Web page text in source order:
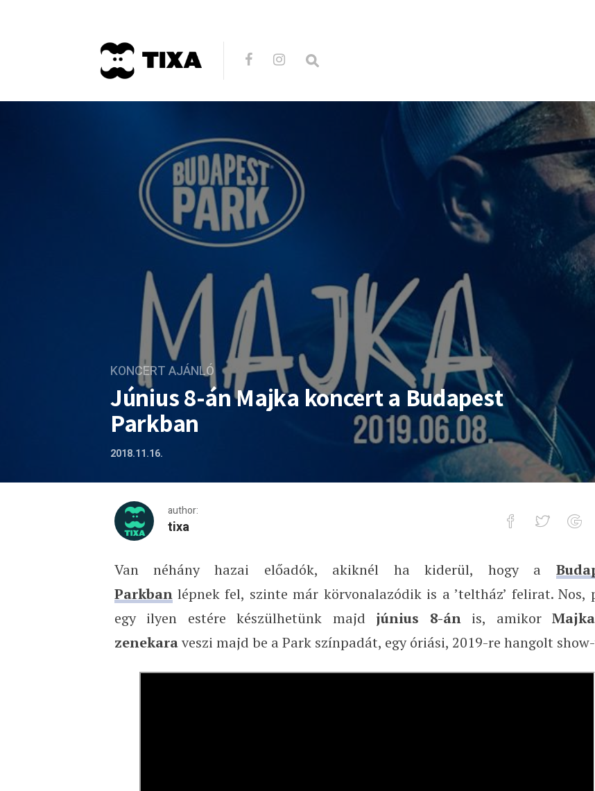
KONCERT AJÁNLÓ
Június 8-án Majka koncert a Budapest
Parkban
2018.11.16.
author:
tixa
Június 8-án Majka koncert a Budapest Parkban
Van néhány hazai előadók, akiknél ha kiderül, hogy a
Parkbanlépnek fel, szinte már körvonalazódik is a ’teltház’ felirat. Nos,
egy ilyen estére készülhetünk majd június 8-ánis, amikor
zenekaraveszi majd be a Park színpadát, egy óriási, 2019-re hangolt